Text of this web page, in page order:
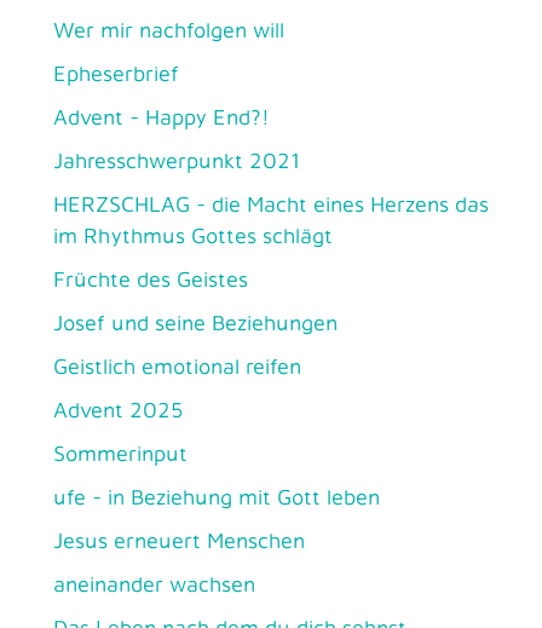
Wer mir nachfolgen will
Epheserbrief
Advent - Happy End?!
Jahresschwerpunkt 2021
HERZSCHLAG - die Macht eines Herzens das
im Rhythmus Gottes schlägt
Früchte des Geistes
Josef und seine Beziehungen
Geistlich emotional reifen
Advent 2025
Sommerinput
ufe - in Beziehung mit Gott leben
Jesus erneuert Menschen
aneinander wachsen